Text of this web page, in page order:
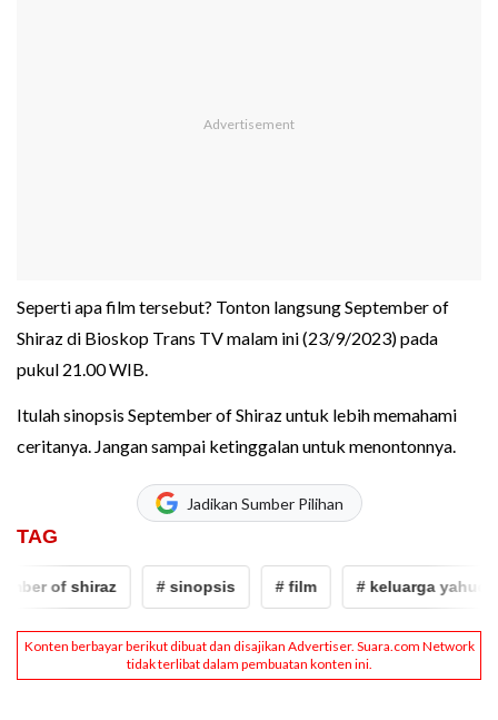
Seperti apa film tersebut? Tonton langsung September of
Shiraz di Bioskop Trans TV malam ini (23/9/2023) pada
pukul 21.00 WIB.
Itulah sinopsis September of Shiraz untuk lebih memahami
ceritanya. Jangan sampai ketinggalan untuk menontonnya.
Jadikan Sumber Pilihan
TAG
of shiraz # sinopsis # film # keluarga yahudi